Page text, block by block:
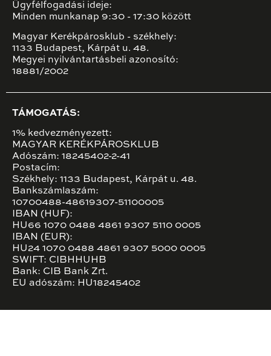
Ügyfélfogadási ideje:
Minden munkanap 9:30 - 17:30 között
Magyar Kerékpárosklub - székhely:
1133 Budapest, Kárpát u. 48.
Megyei nyilvántartásbeli azonosító:
18881/2002
TÁMOGATÁS:
1% kedvezményezett:
MAGYAR KERÉKPÁROSKLUB
Adószám: 18245402-2-41
Postacím:
Székhely: 1133 Budapest, Kárpát u. 48.
Bankszámlaszám:
10700488-48619307-51100005
IBAN (HUF):
HU66 1070 0488 4861 9307 5110 0005
IBAN (EUR):
HU24 1070 0488 4861 9307 5000 0005
SWIFT: CIBHHUHB
Bank: CIB Bank Zrt.
EU adószám: HU18245402